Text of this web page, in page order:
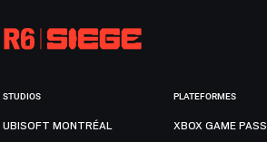
STUDIOS
UBISOFT MONTRÉAL
PLATEFORMES
XBOX GAME PASS